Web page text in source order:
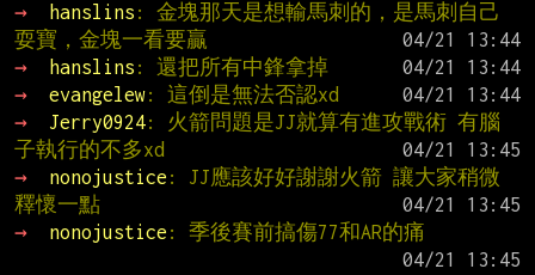
→
hanslins : 金塊那天是想輸馬刺的，是馬刺自己
耍寶，金塊一看要贏
→
hanslins : 還把所有中鋒拿掉
→
evangelew: 這倒是無法否認xd
→
Jerry0924: 火箭問題是JJ就算有進攻戰術 有腦
子執行的不多xd
→
nonojustice : JJ應該好好謝謝火箭 讓大家稍微
釋懷一點
→
nonojustice : 季後賽前搞傷77和AR的痛